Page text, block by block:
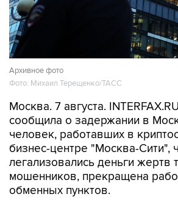
Архивное фото
Фото: Михаил Терещенко/ТАСС
Москва. 7 августа.
сообщила о задержании в
человек, работавших в
бизнес-центре "Москва-Сити",
легализовались деньги жертв
мошенников, прекращена
обменных пунктов.